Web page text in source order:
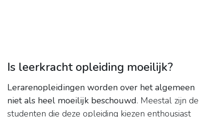
Is leerkracht opleiding moeilijk?
Lerarenopleidingen worden over het algemeen
niet als heel moeilijk beschouwd. Meestal zijn de
studenten die deze opleiding kiezen enthousiast